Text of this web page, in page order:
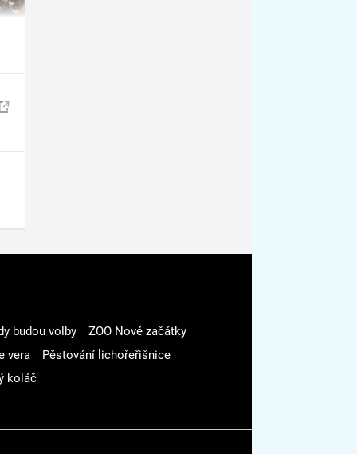
budou volby
ZOO Nové začátky
vera
Pěstování lichořeřišnice
koláč